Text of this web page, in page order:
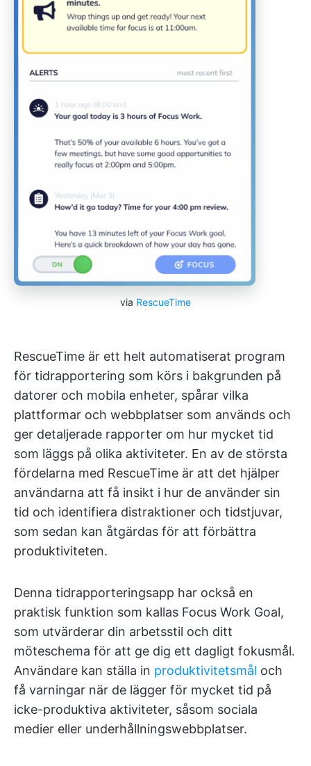
via RescueTime
RescueTime är ett helt automatiserat program
för tidrapportering som körs i bakgrunden på
datorer och mobila enheter, spårar vilka
plattformar och webbplatser som används och
ger detaljerade rapporter om hur mycket tid
som läggs på olika aktiviteter. En av de största
fördelarna med RescueTime är att det hjälper
användarna att få insikt i hur de använder sin
tid och identifiera distraktioner och tidstjuvar,
som sedan kan åtgärdas för att förbättra
produktiviteten.
Denna tidrapporteringsapp har också en
praktisk funktion som kallas Focus Work Goal,
som utvärderar din arbetsstil och ditt
möteschema för att ge dig ett dagligt fokusmål.
Användare kan ställa in produktivitetsmål och
få varningar när de lägger för mycket tid på
icke-produktiva aktiviteter, såsom sociala
medier eller underhållningswebbplatser.